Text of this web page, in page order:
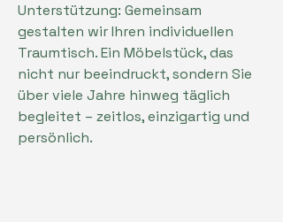
Unterstützung: Gemeinsam
gestalten wir Ihren individuellen
Traumtisch. Ein Möbelstück, das
nicht nur beeindruckt, sondern Sie
über viele Jahre hinweg täglich
begleitet – zeitlos, einzigartig und
persönlich.